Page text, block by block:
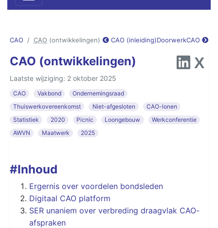
CAO CAO (ontwikkelingen) CAO (inleiding)DoorwerkCAO
CAO (ontwikkelingen)
Laatste wijziging: 2 oktober 2025
CAO Vakbond
Ondernemingsraad
Thuiswerkovereenkomst
Niet-afgesloten
CAO-lonen
Statistiek
2020 Picnic Loongebouw
Werkconferentie
AWVN
Maatwerk 2025
#Inhoud
Ergernis over voordelen bondsleden
Digitaal CAO platform
SER unaniem over verbreding draagvlak CAO-
afspraken